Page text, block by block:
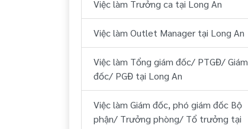
Việc làm Huyện Cần Đước Long An
Việc làm Huyện Cần Giuộc Long An
Việc làm Huyện Châu Thành Long An
Việc làm Trưởng ca tại Long An
Việc làm Outlet Manager tại Long An
Việc làm Tổng giám đốc/ PTGĐ/ Giám
đốc/ PGĐ tại Long An
Việc làm Giám đốc, phó giám đốc Bộ
phận/ Trưởng phòng/ Tổ trưởng tại